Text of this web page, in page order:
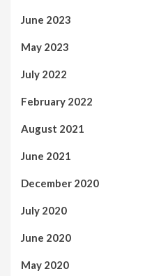
June 2023
May 2023
July 2022
February 2022
August 2021
June 2021
December 2020
July 2020
June 2020
May 2020